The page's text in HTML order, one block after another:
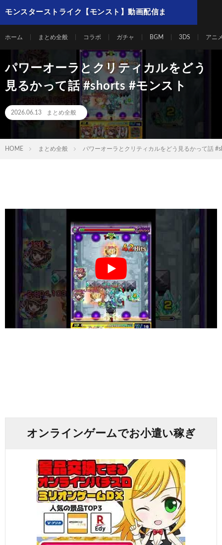
モンスターストライク【モンスト】動画配信ま
ホーム まとめ全般 コラボ ガチャ BGM 3DS アニ
パワーオーラとクリティカルをどう
見るかって話 #shorts #モンスト
2026.06.13 まとめ全般
HOME まとめ全般 パワーオーラとクリティカルをどう見るかって話
オンラインゲームでお小遣い稼ぎ